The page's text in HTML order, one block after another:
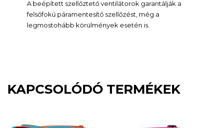
A beépített szellőztető ventilátorok garantálják a
felsőfokú páramentesítő szellőzést, még a
legmostohább körülmények esetén is.
KAPCSOLÓDÓ TERMÉKEK